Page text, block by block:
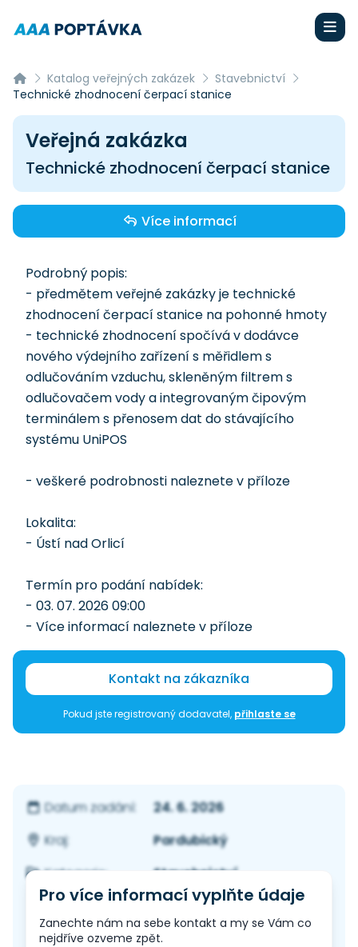
Katalog veřejných zakázek
Stavebnictví
Technické zhodnocení čerpací stanice
Veřejná zakázka
Technické zhodnocení čerpací stanice
Více informací
Podrobný popis:
- předmětem veřejné zakázky je technické
zhodnocení čerpací stanice na pohonné hmoty
- technické zhodnocení spočívá v dodávce
nového výdejního zařízení s měřidlem s
odlučováním vzduchu, skleněným filtrem s
odlučovačem vody a integrovaným čipovým
terminálem s přenosem dat do stávajícího
systému UniPOS
- veškeré podrobnosti naleznete v příloze
Lokalita:
- Ústí nad Orlicí
Termín pro podání nabídek:
- 03. 07. 2026 09:00
- Více informací naleznete v příloze
Kontakt na zákazníka
Pokud jste registrovaný dodavatel, přihlaste se
Datum zadání:
24. 6. 2026
Kraj:
Pardubický
Kategorie:
Stavebnictví
Pro více informací vyplňte údaje
Zanechte nám na sebe kontakt a my se Vám co
nejdříve ozveme zpět.